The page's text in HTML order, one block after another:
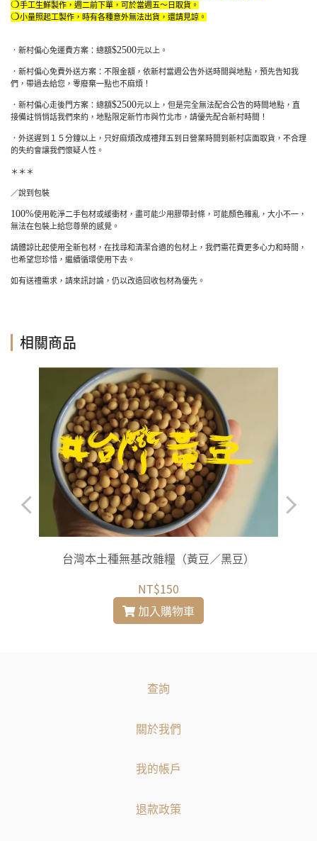
❍手工生鮮製作，週二前下單，可於當週五～日取貨。
❍小量照起工製作，時有各種意外無法出貨，還請見諒。
．新村偏心免運費方案：總額$2500元以上。
．新村偏心免費外送方案：不限金額，依新村當週公告外送時間與地點，預先告知我
們，帶過去給您，零廢棄一點也不麻煩！
．新村偏心走後門方案：總額$2500元以上，但是完全無法配合公告的時間地點，直
接備註悄悄話我們來約，地點限定新竹市與竹北市，請優先配合新村時間！
．外送遲到１５分鐘以上，只好麻煩改成禮拜五到日營業時間到新村店面取貨，不合理
的失約會讓我們懷疑人性。
＊＊＊
／說到包裝
100%使用乾淨二手包材或緩衝材，盡可能少用膠帶封條，可能顏色雜亂，大小不一，
無法在包裝上給您尊榮的感覺。
請體諒比起使用全新包材，在找尋和清潔合適的包材上，我們需花費更多心力和時間，
也希望您珍惜，繼續循環使用下去。
如有送禮需求，請來訊討論，仍以改造回收包材為優先。
相關商品
台灣本土種無基改雜糧（黃豆／黑豆）
NT$150
加入購物車
查詢
關於我們
我的帳戶
退款政策